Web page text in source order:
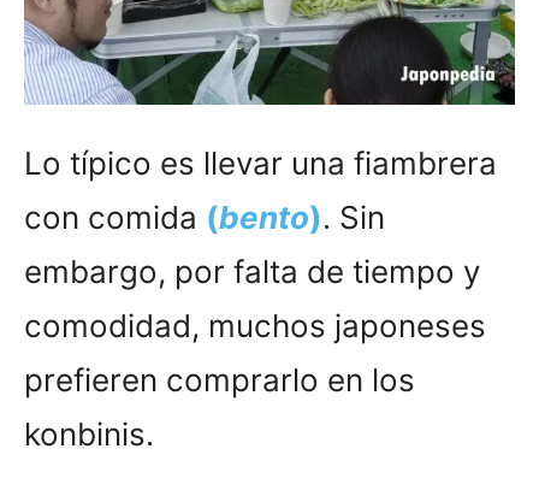
Lo típico es llevar una fiambrera
con comida (bento). Sin
embargo, por falta de tiempo y
comodidad, muchos japoneses
prefieren comprarlo en los
konbinis.